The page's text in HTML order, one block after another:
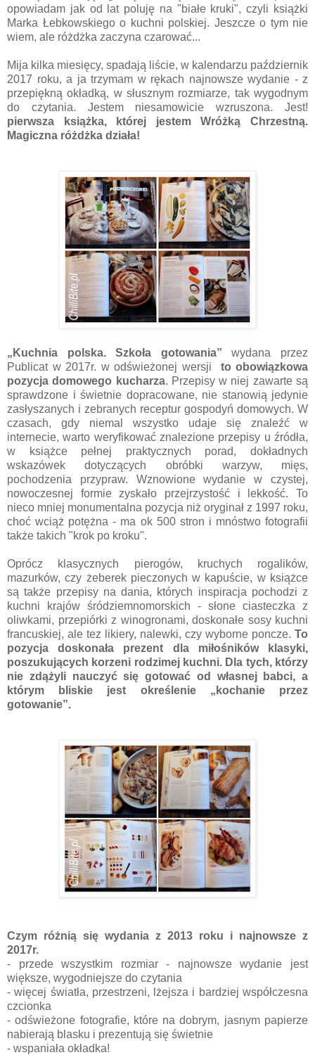
opowiadam jak od lat poluję na "białe kruki", czyli książki
Marka Łebkowskiego o kuchni polskiej. Jeszcze o tym nie
wiem, ale różdżka zaczyna czarować...
Mija kilka miesięcy, spadają liście, w kalendarzu październik
2017 roku, a ja trzymam w rękach najnowsze wydanie - z
przepiękną okładką, w słusznym rozmiarze, tak wygodnym
do czytania. Jestem niesamowicie wzruszona. Jest!
pierwsza książka, której jestem Wróżką Chrzestną.
Magiczna różdżka działa!
„Kuchnia polska. Szkoła gotowania”wydana przez
Publicat w 2017r. w odświeżonej wersji
to obowiązkowa
pozycja domowego kucharza. Przepisy w niej zawarte są
sprawdzone i świetnie dopracowane, nie stanowią jedynie
zasłyszanych i zebranych receptur gospodyń domowych. W
czasach, gdy niemal wszystko udaje się znaleźć w
internecie, warto weryfikować znalezione przepisy u źródła,
w książce pełnej praktycznych porad, dokładnych
wskazówek dotyczących obróbki warzyw, mięs,
pochodzenia przypraw. Wznowione wydanie w czystej,
nowoczesnej formie zyskało przejrzystość i lekkość. To
nieco mniej monumentalna pozycja niż oryginał z 1997 roku,
choć wciąż potężna - ma ok 500 stron i mnóstwo fotografii
także takich "krok po kroku".
Oprócz klasycznych pierogów, kruchych rogalików,
mazurków, czy żeberek pieczonych w kapuście, w książce
są także przepisy na dania, których inspiracja pochodzi z
kuchni krajów śródziemnomorskich - słone ciasteczka z
oliwkami, przepiórki z winogronami, doskonałe sosy kuchni
francuskiej, ale tez likiery, nalewki, czy wyborne poncze. To
pozycja doskonała prezent dla miłośników klasyki,
poszukujących korzeni rodzimej kuchni. Dla tych, którzy
nie zdążyli nauczyć się gotować od własnej babci, a
którym bliskie jest określenie „kochanie przez
gotowanie”.
Czym różnią się wydania z 2013 roku i najnowsze z
2017r.
- przede wszystkim rozmiar - najnowsze wydanie jest
większe, wygodniejsze do czytania
- więcej światła, przestrzeni, lżejsza i bardziej współczesna
czcionka
- odświeżone fotografie, które na dobrym, jasnym papierze
nabierają blasku i prezentują się świetnie
- wspaniała okładka!